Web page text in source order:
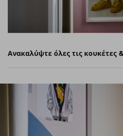
Ανακαλύψτε όλες τις κουκέτες